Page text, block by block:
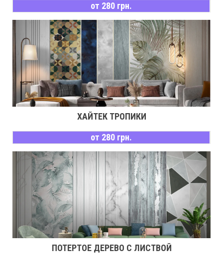
от 280 грн.
ХАЙТЕК ТРОПИКИ
от 280 грн.
ПОТЕРТОЕ ДЕРЕВО С ЛИСТВОЙ